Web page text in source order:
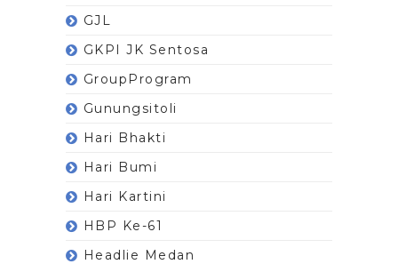
GJL
GKPI JK Sentosa
GroupProgram
Gunungsitoli
Hari Bhakti
Hari Bumi
Hari Kartini
HBP Ke-61
Headlie Medan